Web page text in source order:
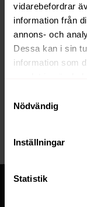
vidarebefordrar
information från
annons- och
Dessa kan i sin
information som
Nödvändig
Inställningar
Statistik
The
reach has
If you are the
website to be